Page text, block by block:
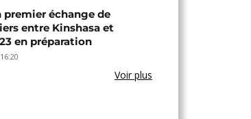
premier échange de
entre Kinshasa et
en préparation
Voir plus